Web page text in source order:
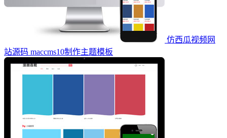
仿西瓜视频网
站源码 maccms10制作主题模板